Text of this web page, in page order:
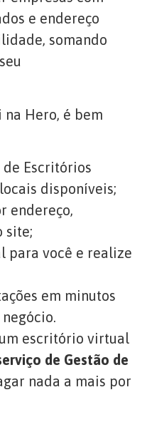
e endereço
somando
Hero, é bem
de Escritórios
disponíveis;
endereço,
site;
para você e realize
em minutos
escritório virtual
de Gestão de
nada a mais por